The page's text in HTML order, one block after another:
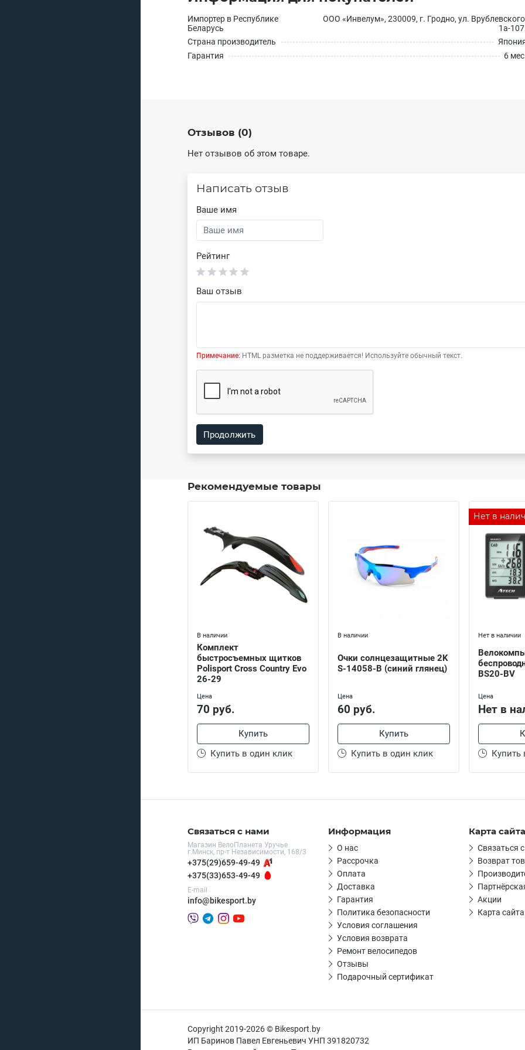
Импортер в Республике
Беларусь
ООО «Инвелум», 230009, г. Гродно, ул.
1а-
Страна производитель
Гарантия
6
Отзывов (0)
Нет отзывов об этом товаре.
Написать отзыв
Ваше имя
Рейтинг
Ваш отзыв
Примечание: HTML разметка не поддерживается! Используйте обычный текст.
Продолжить
Рекомендуемые товары
В наличии
Комплект
быстросъемных щитков
Polisport Cross Country Evo
26-29
Цена
70 руб.
Купить
Купить в один клик
В наличии
Очки солнцезащитные 2K
S-14058-B (синий глянец)
Цена
60 руб.
Купить
Купить в один клик
Нет в
Нет в наличии
BS20-BV
Цена
Нет в
Купить
Связаться с нами
Магазин ВелоПланета Уручье
г.Минск, пр-т Независимости, 168/3
+375(29)659-49-49
+375(33)653-49-49
E-mail
info@bikesport.by
Информация
О нас
Рассрочка
Оплата
Доставка
Гарантия
Политика безопасности
Условия соглашения
Условия возврата
Ремонт велосипедов
Отзывы
Подарочный сертификат
Карта сайта
Связаться
Возврат
Акции
Карта сайта
Copyright 2019-2026 © Bikesport.by
ИП Баринов Павел Евгеньевич УНП 391820732